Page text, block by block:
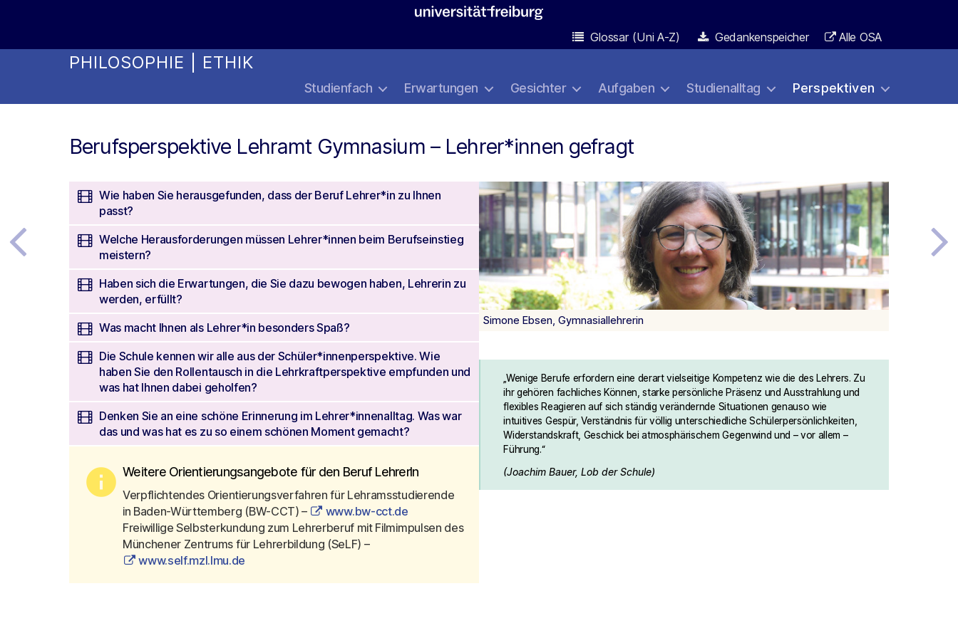
Glossar (Uni A-Z) Gedankenspeicher Alle OSA
PHILOSOPHIE | ETHIK
Studienfach Erwartungen Gesichter Aufgaben Studienalltag Perspektiven
Berufsperspektive Lehramt Gymnasium – Lehrer*innen gefragt
Wie haben Sie herausgefunden, dass der Beruf Lehrer*in zu Ihnen
passt?
Welche Herausforderungen müssen Lehrer*innen beim Berufseinstieg
meistern?
Haben sich die Erwartungen, die Sie dazu bewogen haben, Lehrerin zu
werden, erfüllt?
Was macht Ihnen als Lehrer*in besonders Spaß?
Die Schule kennen wir alle aus der Schüler*innenperspektive. Wie
haben Sie den Rollentausch in die Lehrkraftperspektive empfunden und
was hat Ihnen dabei geholfen?
Denken Sie an eine schöne Erinnerung im Lehrer*innenalltag. Was war
das und was hat es zu so einem schönen Moment gemacht?
info Weitere Orientierungsangebote für den Beruf LehrerIn
Verpflichtendes Orientierungsverfahren für Lehramsstudierende
in Baden-Württemberg (BW-CCT) –
www.bw-cct.de
Freiwillige Selbsterkundung zum Lehrerberuf mit Filmimpulsen des
Münchener Zentrums für Lehrerbildung (SeLF) –
www.self.mzl.lmu.de
Simone Ebsen, Gymnasiallehrerin
„Wenige Berufe erfordern eine derart vielseitige Kompetenz wie die des Lehrers. Zu
ihr gehören fachliches Können, starke persönliche Präsenz und Ausstrahlung und
flexibles Reagieren auf sich ständig verändernde Situationen genauso wie
intuitives Gespür, Verständnis für völlig unterschiedliche Schülerpersönlichkeiten,
Widerstandskraft, Geschick bei atmosphärischem Gegenwind und – vor allem –
Führung.“
(Joachim Bauer, Lob der Schule)